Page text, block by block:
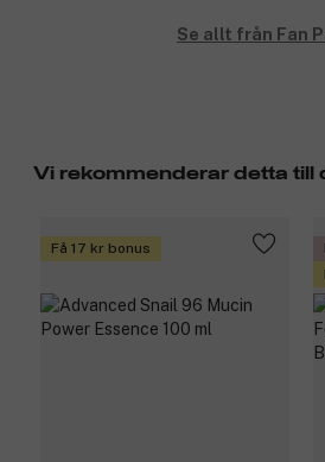
Se allt från Fan
Vi rekommenderar detta till
Få 17 kr bonus